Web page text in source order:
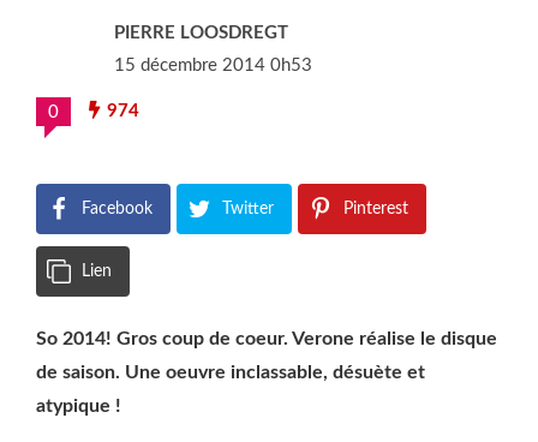
PIERRE LOOSDREGT
15 décembre 2014 0h53
0 974
Facebook Twitter Pinterest
Lien
So 2014! Gros coup de coeur. Verone réalise le disque
de saison. Une oeuvre inclassable, désuète et
atypique !